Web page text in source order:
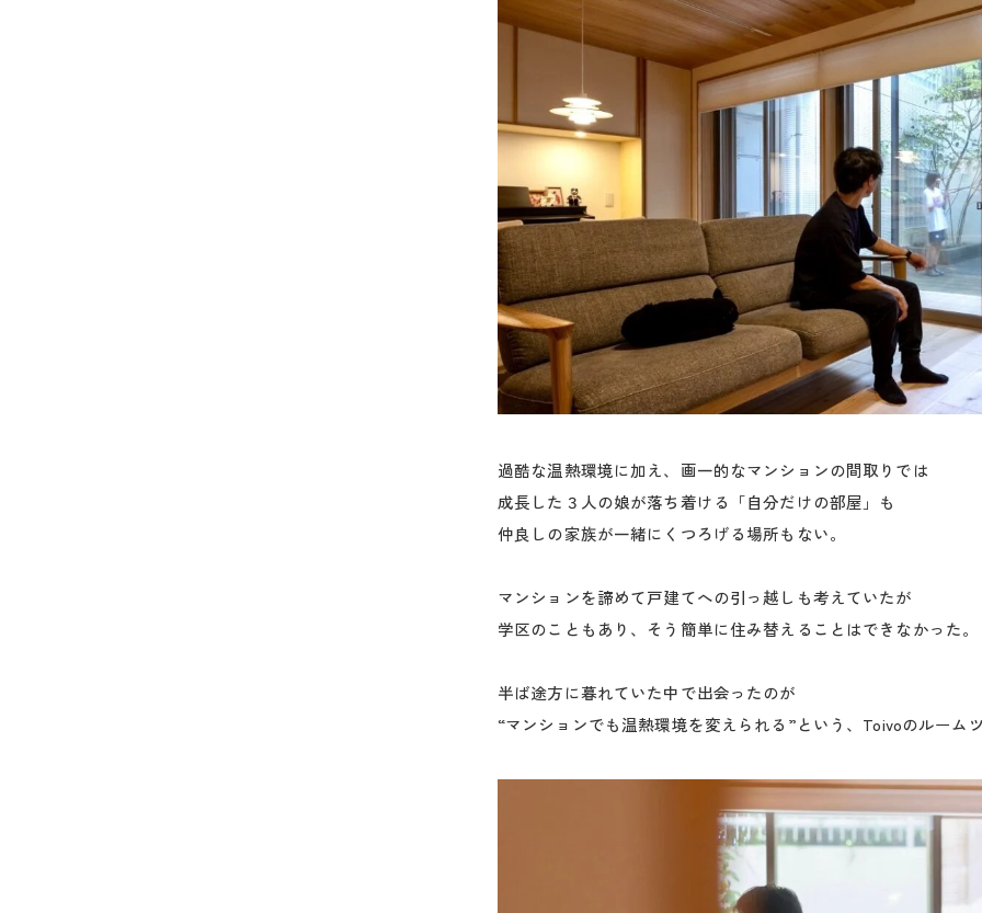
過酷な温熱環境に加え、画一的なマンションの間取りでは
成長した３人の娘が落ち着ける「自分だけの部屋」も
仲良しの家族が一緒にくつろげる場所もない。
マンションを諦めて戸建てへの引っ越しも考えていたが
学区のこともあり、そう簡単に住み替えることはできなかった。
半ば途方に暮れていた中で出会ったのが
“マンションでも温熱環境を変えられる”という、Toivoのルーム